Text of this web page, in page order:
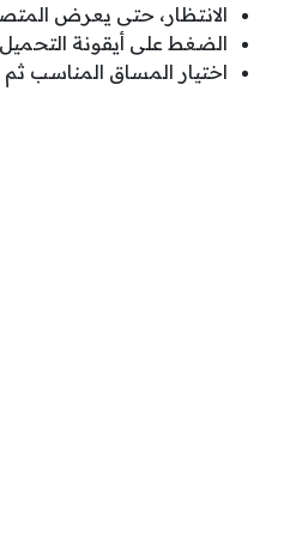
الانتظار، حتى يعرض
الضغط على أيقونة
اختيار المساق المناسب